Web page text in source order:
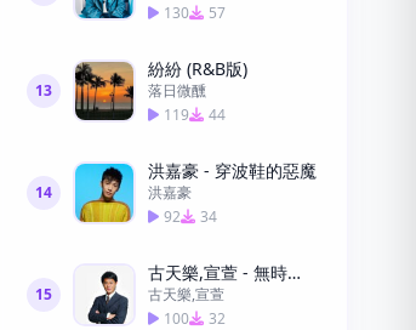
130
57
13
紛紛 (R&B版)
落日微醺
119
44
14
洪嘉豪 - 穿波鞋的惡魔
洪嘉豪
92
34
15
古天樂,宣萱 - 無時空之戀
古天樂,宣萱
100
32